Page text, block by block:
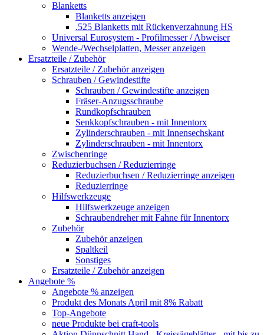
Blanketts
Blanketts anzeigen
.525 Blanketts mit Rückenverzahnung HS
Universal Eurosystem - Profilmesser / Abweiser
Wende-/Wechselplatten, Messer anzeigen
Ersatzteile / Zubehör
Ersatzteile / Zubehör anzeigen
Schrauben / Gewindestifte
Schrauben / Gewindestifte anzeigen
Fräser-Anzugsschraube
Rundkopfschrauben
Senkkopfschrauben - mit Innentorx
Zylinderschrauben - mit Innensechskant
Zylinderschrauben - mit Innentorx
Zwischenringe
Reduzierbuchsen / Reduzierringe
Reduzierbuchsen / Reduzierringe anzeigen
Reduzierringe
Hilfswerkzeuge
Hilfswerkzeuge anzeigen
Schraubendreher mit Fahne für Innentorx
Zubehör
Zubehör anzeigen
Spaltkeil
Sonstiges
Ersatzteile / Zubehör anzeigen
Angebote %
Angebote % anzeigen
Produkt des Monats April mit 8% Rabatt
Top-Angebote
neue Produkte bei craft-tools